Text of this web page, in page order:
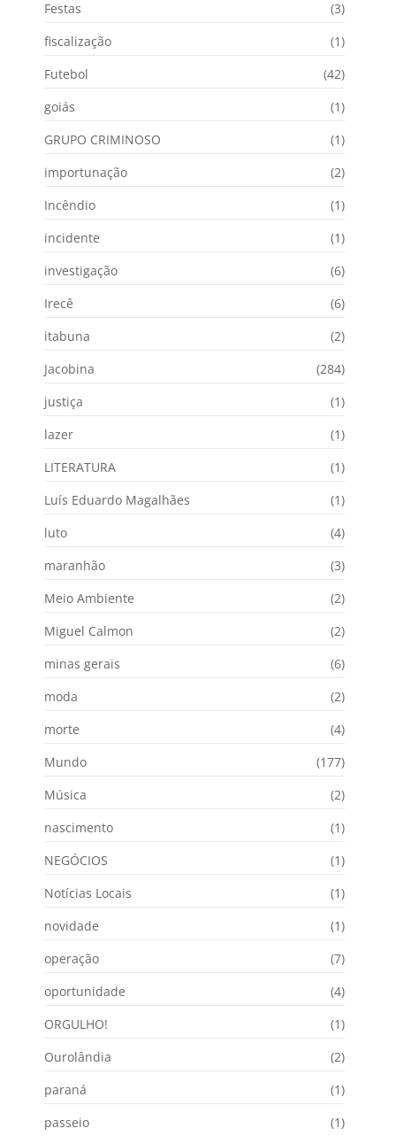
Festas
(3)
fiscalização
(1)
Futebol
(42)
goiás
(1)
GRUPO CRIMINOSO
(1)
importunação
(2)
Incêndio
(1)
incidente
(1)
investigação
(6)
Irecê
(6)
itabuna
(2)
Jacobina
(284)
justiça
(1)
lazer
(1)
LITERATURA
(1)
Luís Eduardo Magalhães
(1)
luto
(4)
maranhão
(3)
Meio Ambiente
(2)
Miguel Calmon
(2)
minas gerais
(6)
moda
(2)
morte
(4)
Mundo
(177)
Música
(2)
nascimento
(1)
NEGÓCIOS
(1)
Notícias Locais
(1)
novidade
(1)
operação
(7)
oportunidade
(4)
ORGULHO!
(1)
Ourolândia
(2)
paraná
(1)
passeio
(1)